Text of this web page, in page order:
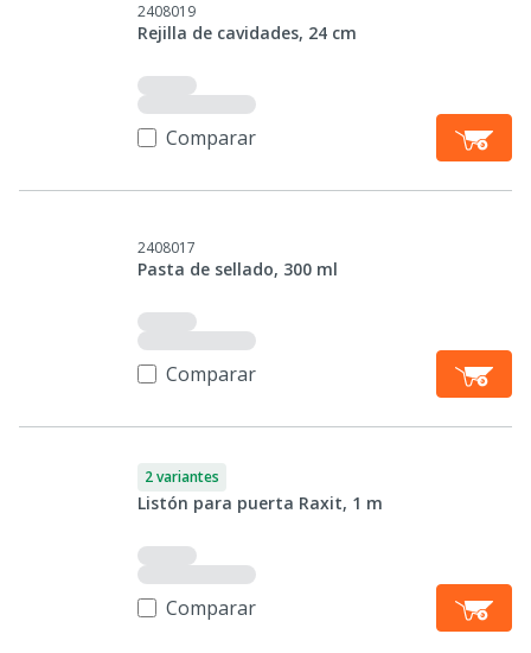
2408019
Rejilla de cavidades, 24 cm
Comparar
2408017
Pasta de sellado, 300 ml
Comparar
2 variantes
Listón para puerta Raxit, 1 m
Comparar